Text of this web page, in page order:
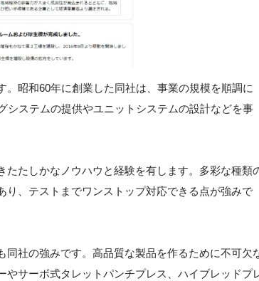
。昭和60年に創業した同社は、事業の規模を順調に
システムの提供やユニットシステムの設計などを事
たしかなノウハウと経験を有します。多彩な種類
、テストまでワンストップ対応できる点が強みで
社の強みです。高品質な製品を作るために不可欠
サーボ式タレットパンチプレス、ハイブレッドプ